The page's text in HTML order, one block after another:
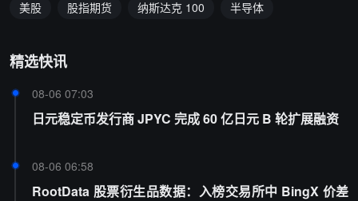
美股 股指期货 纳斯达克 100 半导体
精选快讯
08-06 07:03
日元稳定币发行商 JPYC 完成 60 亿日元 B 轮扩展融资
08-06 06:58
RootData 股票衍生品数据：入榜交易所中 BingX 价差